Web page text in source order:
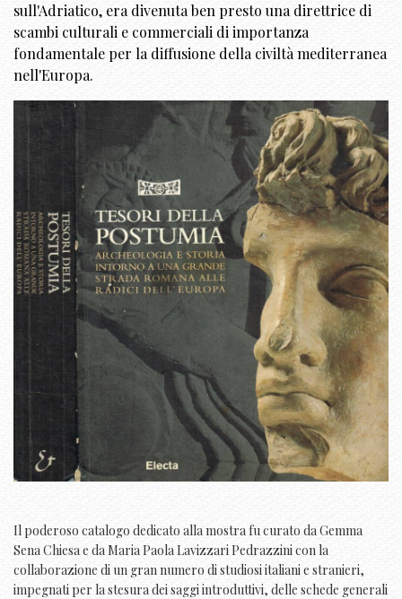
sull'Adriatico, era divenuta ben presto una direttrice di
scambi culturali e commerciali di importanza
fondamentale per la diffusione della civiltà mediterranea
nell'Europa.
Il poderoso catalogo dedicato alla mostra fu curato da Gemma
Sena Chiesa e da Maria Paola Lavizzari Pedrazzini con la
collaborazione di un gran numero di studiosiitaliani e stranieri,
impegnati per la stesura dei saggi introduttivi, delle schede generali